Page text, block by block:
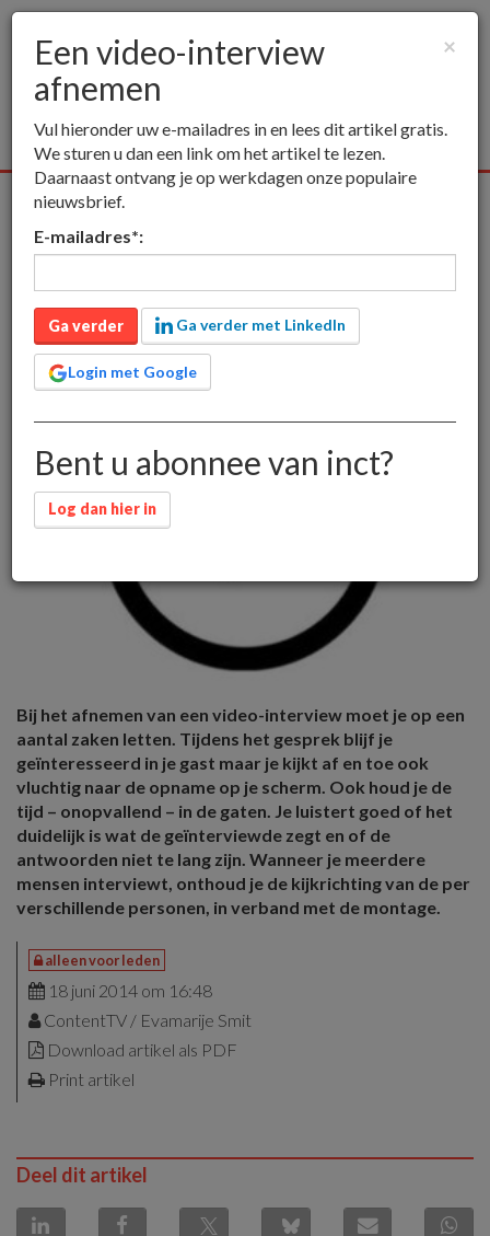
Alle media
Een video-interview
afnemen
Bij het afnemen van een video-interview moet je op een
aantal zaken letten. Tijdens het gesprek blijf je
geïnteresseerd in je gast maar je kijkt af en toe ook
vluchtig naar de opname op je scherm. Ook houd je de
tijd – onopvallend – in de gaten. Je luistert goed of het
duidelijk is wat de geïnterviewde zegt en of de
antwoorden niet te lang zijn. Wanneer je meerdere
mensen interviewt, onthoud je de kijkrichting van de per
verschillende personen, in verband met de montage.
alleen voor leden
18 juni 2014 om 16:48
ContentTV / Evamarije Smit
Download artikel als PDF
Print artikel
Deel dit artikel
×
Een video-interview
afnemen
Vul hieronder uw e-mailadres in en lees dit artikel gratis.
We sturen u dan een link om het artikel te lezen.
Daarnaast ontvang je op werkdagen onze populaire
nieuwsbrief.
E-mailadres*:
Ga verder Ga verder met LinkedIn
Login met Google
Bent u abonnee van inct?
Log dan hier in